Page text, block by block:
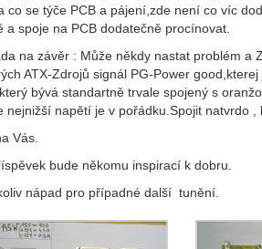
co se týče PCB a pájení,zde není co víc
a spoje na PCB dodatečně procínovat.
na závěr : Může někdy nastat problém a
ATX-Zdrojů signál PG-Power
bývá standartně trvale spojený s
nejnižší napětí je v pořádku.Spojit natvrdo ,
Vás.
bude někomu inspirací k dobru.
nápad pro případné další tunění.